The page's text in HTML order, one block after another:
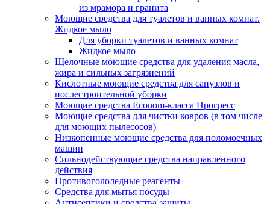
из мрамора и гранита
Моющие средства для туалетов и ванных комнат.
Жидкое мыло
Для уборки туалетов и ванных комнат
Жидкое мыло
Щелочные моющие средства для удаления масла,
жира и сильных загрязнений
Кислотные моющие средства для санузлов и
послестроительной уборки
Моющие средства Econom-класса Прогресс
Моющие средства для чистки ковров (в том числе
для моющих пылесосов)
Низкопенные моющие средства для поломоечных
машин
Сильнодействующие средства направленного
действия
Противогололедные реагенты
Средства для мытья посуды